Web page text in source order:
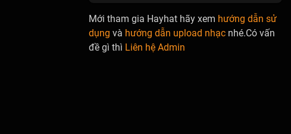
Mới tham gia Hayhat hãy xem hướng dẫn sử
dụng và hướng dẫn upload nhạc nhé.Có vấn
đề gì thì Liên hệ Admin